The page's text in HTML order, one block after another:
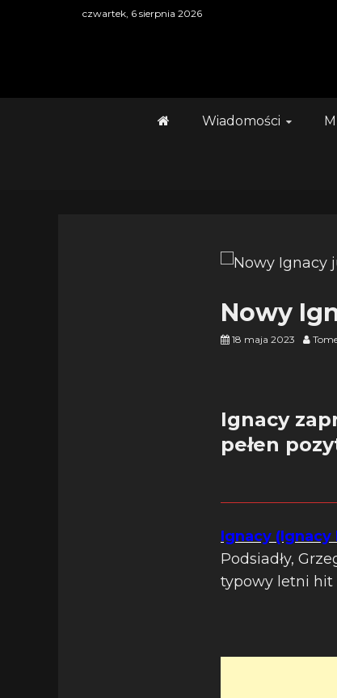
czwartek, 6 sierpnia 2026
Wiadomości
Nowy
18 maja 2023
Ignacy
pełen
Ignacy (Ignacy
Podsiadły,
typowy letni hit